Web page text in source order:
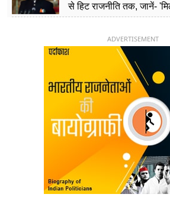
से हिट राजनीति तक, जानें-
ADVERTISEMENT